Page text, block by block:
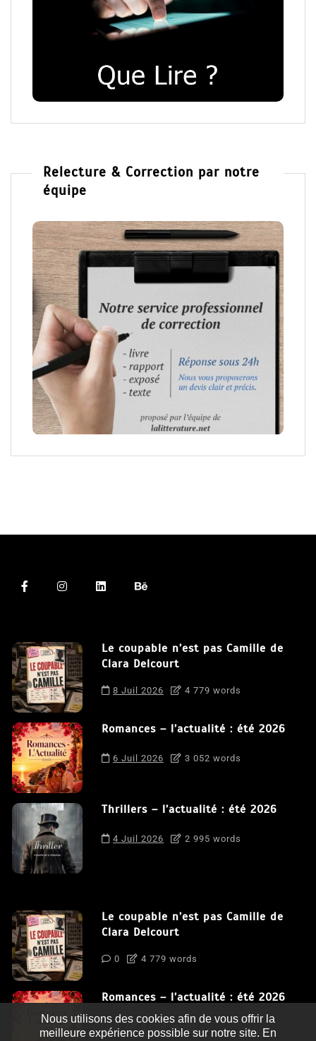
Relecture & Correction par notre
équipe
Le coupable n’est pas Camille de
Clara Delcourt
8 Juil 2026 4 779 words
Romances – l’actualité : été 2026
6 Juil 2026 3 052 words
Thrillers – l’actualité : été 2026
4 Juil 2026 2 995 words
Le coupable n’est pas Camille de
Clara Delcourt
0 4 779 words
Romances – l’actualité : été 2026
0 3 052 words
Nous utilisons des cookies afin de vous offrir la
meilleure expérience possible sur notre site. En